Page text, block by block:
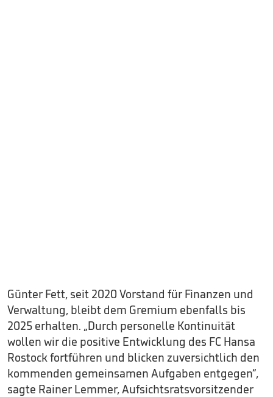
Günter Fett, seit 2020 Vorstand für Finanzen und
Verwaltung, bleibt dem Gremium ebenfalls bis
2025 erhalten. „Durch personelle Kontinuität
wollen wir die positive Entwicklung des FC Hansa
Rostock fortführen und blicken zuversichtlich den
kommenden gemeinsamen Aufgaben entgegen“,
sagte Rainer Lemmer, Aufsichtsratsvorsitzender